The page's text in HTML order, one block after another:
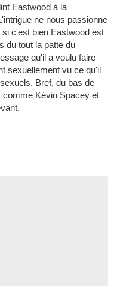
Eastwood à la
ne nous passionne
c'est bien Eastwood est
du tout la patte du
qu'il a voulu faire
sexuellement vu ce qu'il
Bref, du bas de
Kévin Spacey et